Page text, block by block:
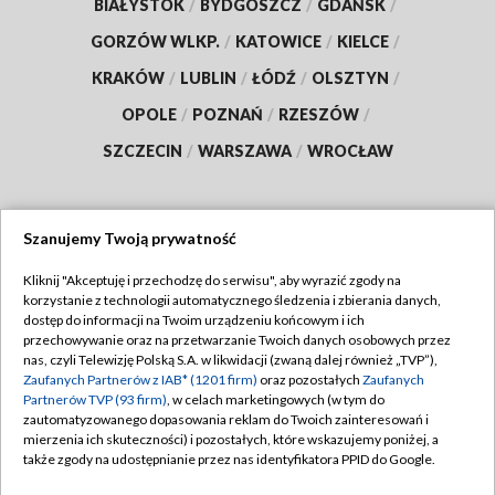
BIAŁYSTOK / BYDGOSZCZ / GDAŃSK /
GORZÓW WLKP. / KATOWICE / KIELCE /
KRAKÓW / LUBLIN / ŁÓDŹ / OLSZTYN /
OPOLE / POZNAŃ / RZESZÓW /
SZCZECIN / WARSZAWA / WROCŁAW
TVP
Abonament TVP
Emisja w TVP
Centrum informacji TVP
Naziemna Telewizja Cyfrowa
Regulamin TVP
Polityka prywatności
Moje zgody
Pomoc
Szanujemy Twoją prywatność
Kliknij "Akceptuję i przechodzę do serwisu", aby wyrazić zgody na
korzystanie z technologii automatycznego śledzenia i zbierania danych,
dostęp do informacji na Twoim urządzeniu końcowym i ich
przechowywanie oraz na przetwarzanie Twoich danych osobowych przez
nas, czyli Telewizję Polską S.A. w likwidacji (zwaną dalej również „TVP”),
Zaufanych Partnerów z IAB* (1201 firm) oraz pozostałych Zaufanych
Partnerów TVP (93 firm), w celach marketingowych (w tym do
zautomatyzowanego dopasowania reklam do Twoich zainteresowań i
mierzenia ich skuteczności) i pozostałych, które wskazujemy poniżej, a
także zgody na udostępnianie przez nas identyfikatora PPID do Google.